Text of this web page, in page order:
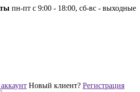
пн-пт с 9:00 - 18:00, сб-вс - выходные
Новый клиент? Регистрация